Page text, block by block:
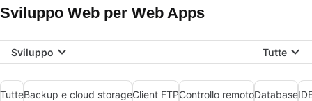
Sviluppo Web per Web Apps
Sviluppo Tutte
TutteBackup e cloud storageClient FTPControllo remotoDatabase